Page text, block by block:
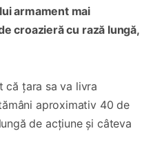
armament mai
croazieră cu rază lungă,
că țara sa va livra
aproximativ 40 de
de acțiune și câteva